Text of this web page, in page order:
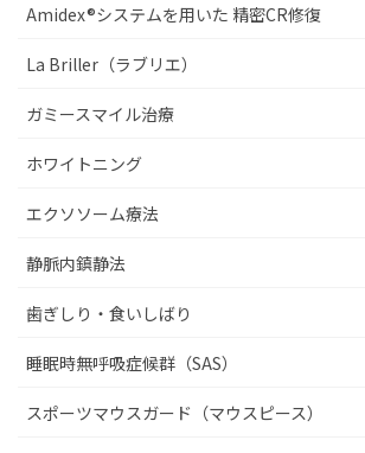
Amidex®システムを用いた 精密CR修復
La Briller（ラブリエ）
ガミースマイル治療
ホワイトニング
エクソソーム療法
静脈内鎮静法
歯ぎしり・食いしばり
睡眠時無呼吸症候群（SAS）
スポーツマウスガード（マウスピース）